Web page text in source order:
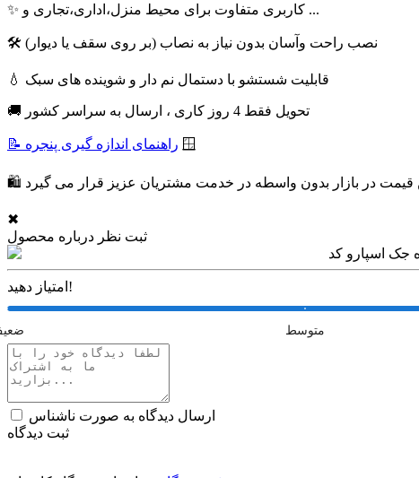
✨ کاربری متفاوت برای محیط منزل،اداری،تجاری و ...
🛠 نصب راحت وآسان بدون نیاز به نصاب (بر روی سقف یا دیوار)
💧 قابلیت شستشو با دستمال نم دار و شوینده های سبک
🚚 تحویل فقط 4 روز کاری ، ارسال به سراسر کشور
📝 راهنمای اندازه گیری پنجره 🪟
✖
ثبت نظر درباره محصول
امتیاز دهید!
متوسط
ارسال دیدگاه به صورت ناشناس
ثبت دیدگاه